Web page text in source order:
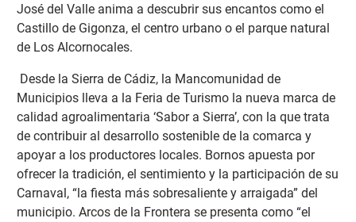
José del Valle anima a descubrir sus encantos como el
Castillo de Gigonza, el centro urbano o el parque natural
de Los Alcornocales.
Desde la Sierra de Cádiz, la Mancomunidad de
Municipios lleva a la Feria de Turismo la nueva marca de
calidad agroalimentaria ‘Sabor a Sierra’, con la que trata
de contribuir al desarrollo sostenible de la comarca y
apoyar a los productores locales. Bornos apuesta por
ofrecer la tradición, el sentimiento y la participación de su
Carnaval, “la fiesta más sobresaliente y arraigada” del
municipio. Arcos de la Frontera se presenta como “el